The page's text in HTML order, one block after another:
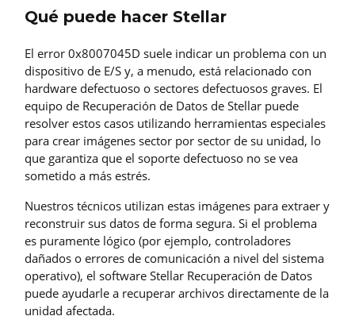
Qué puede hacer Stellar
El error 0x8007045D suele indicar un problema con un
dispositivo de E/S y, a menudo, está relacionado con
hardware defectuoso o sectores defectuosos graves. El
equipo de Recuperación de Datos de Stellar puede
resolver estos casos utilizando herramientas especiales
para crear imágenes sector por sector de su unidad, lo
que garantiza que el soporte defectuoso no se vea
sometido a más estrés.
Nuestros técnicos utilizan estas imágenes para extraer y
reconstruir sus datos de forma segura. Si el problema
es puramente lógico (por ejemplo, controladores
dañados o errores de comunicación a nivel del sistema
operativo), el software Stellar Recuperación de Datos
puede ayudarle a recuperar archivos directamente de la
unidad afectada.